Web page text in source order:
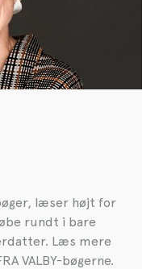
læser højt for
rundt i bare
Læs mere
VALBY-bøgerne.